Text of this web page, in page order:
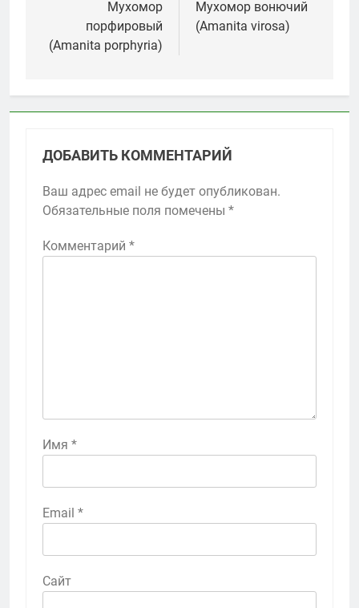
записям
Мухомор
порфировый
(Amanita porphyria)
Мухомор вонючий
(Amanita virosa)
ДОБАВИТЬ КОММЕНТАРИЙ
Ваш адрес email не будет опубликован.
Обязательные поля помечены *
Комментарий *
Имя *
Email *
Сайт